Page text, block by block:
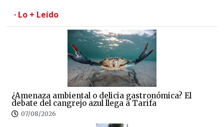
· Lo + Leído
¿Amenaza ambiental o delicia gastronómica? El
debate del cangrejo azul llega a Tarifa
07/08/2026